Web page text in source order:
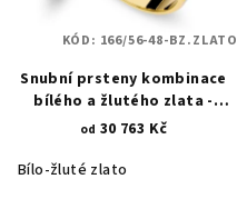
Snubní prsteny kombinace
bílého a žlutého zlata -
přírodní motivy a vlnky 166
od 30 763 Kč
Bílo-žluté zlato
KÓD: 166/56-48-BZ.ZLATO